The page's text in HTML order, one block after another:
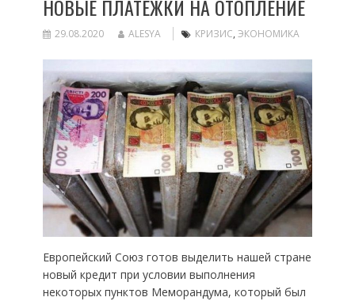
НОВЫЕ ПЛАТЕЖКИ НА ОТОПЛЕНИЕ
29.08.2020 ALESYA КРИЗИС, ЭКОНОМИКА
Европейский Союз готов выделить нашей стране
новый кредит при условии выполнения
некоторых пунктов Меморандума, который был